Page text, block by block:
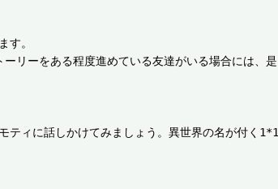
す。
リーをある程度進めている友達がいる場合には、是
ティに話しかけてみましょう。異世界の名が付く1*1